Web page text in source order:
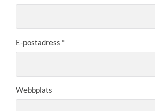
E-postadress *
Webbplats